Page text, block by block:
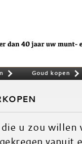
Goud kopen
u zou willen
vanuit